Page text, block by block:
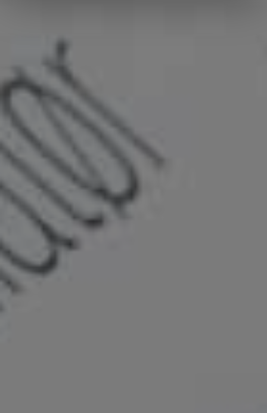
Tilføj filer (max 5)
Bliv kontaktet